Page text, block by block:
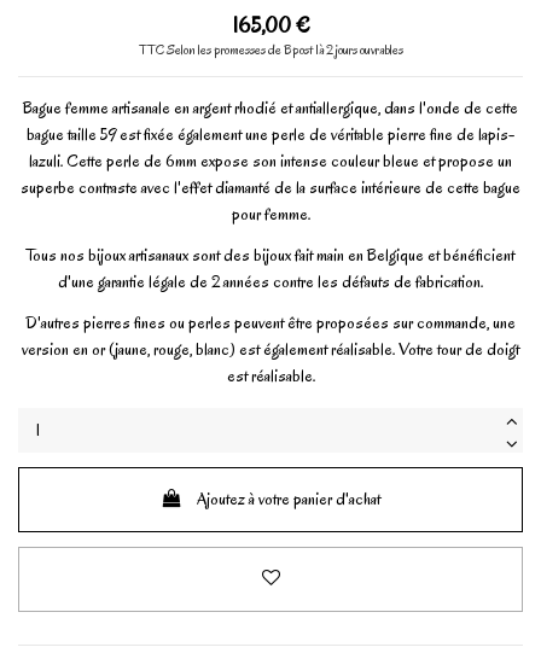
165,00 €
TTCSelon les promesses de Bpost 1à 2 jours ouvrables
Bague femme artisanale en argent rhodié et antiallergique, dans l'onde de cette
bague taille 59 est fixée également une perle de véritable pierre fine de lapis-
lazuli. Cette perle de 6mm expose son intense couleur bleue et propose un
superbe contraste avec l'effet diamanté de la surface intérieure de cette bague
pour femme.
Tous nos bijoux artisanaux sont des bijoux fait main en Belgique et bénéficient
d'une garantie légale de 2 années contre les défauts de fabrication.
D'autres pierres fines ou perles peuvent être proposées sur commande, une
version en or (jaune, rouge, blanc) est également réalisable. Votre tour de doigt
est réalisable.
Ajoutez à votre panier d'achat